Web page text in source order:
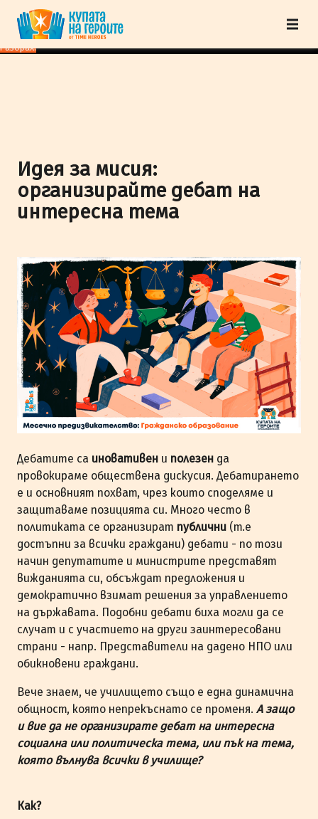
"Купата на героите" от TimeHeroes ползва cookies, за да осигурим по-
добро представяне на сайта и да подобрим Вашето преживяване.Научи
повече
Разбрах!
Идея за мисия:
организирайте дебат на
интересна тема
Дебатите са иновативен и полезен да
провокираме обществена дискусия. Дебатирането
е и основният похват, чрез които споделяме и
защитаваме позицията си. Много често в
политиката се организират публични (т.е
достъпни за всички граждани) дебати - по този
начин депутатите и министрите представят
вижданията си, обсъждат предложения и
демократично взимат решения за управлението
на държавата. Подобни дебати биха могли да се
случат и с участието на други заинтересовани
страни - напр. Представители на дадено НПО или
обикновени граждани.
Вече знаем, че училището също е eдна динамична
общност, която непрекъснато се променя. А защо
и вие да не организирате дебат на интересна
социална или политическа тема, или пък на тема,
която вълнува всички в училище?
Как?